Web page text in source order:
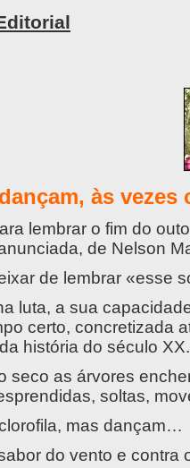
às
lembrar o fim do
de Nelson
de lembrar «esse
luta, a sua
certo, concretizada
história do século XX.
seco as árvores
soltas,
mas dançam…
do vento e contra